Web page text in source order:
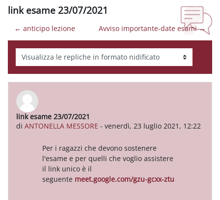
link esame 23/07/2021
← anticipo lezione Avviso importante-date esami →
Modalità visualizzazione
link esame 23/07/2021
di ANTONELLA MESSORE - venerdì, 23 luglio 2021, 12:22
Numero di risposte: 0
Per i ragazzi che devono sostenere
l'esame e per quelli che voglio assistere
il link unico è il
seguente meet.google.com/gzu-gcxx-ztu